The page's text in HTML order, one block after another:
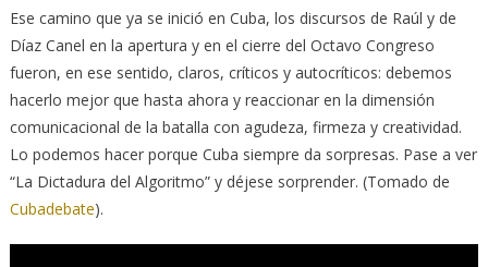
Ese camino que ya se inició en Cuba, los discursos de Raúl y de
Díaz Canel en la apertura y en el cierre del Octavo Congreso
fueron, en ese sentido, claros, críticos y autocríticos: debemos
hacerlo mejor que hasta ahora y reaccionar en la dimensión
comunicacional de la batalla con agudeza, firmeza y creatividad.
Lo podemos hacer porque Cuba siempre da sorpresas. Pase a ver
“La Dictadura del Algoritmo” y déjese sorprender. (Tomado de
Cubadebate).